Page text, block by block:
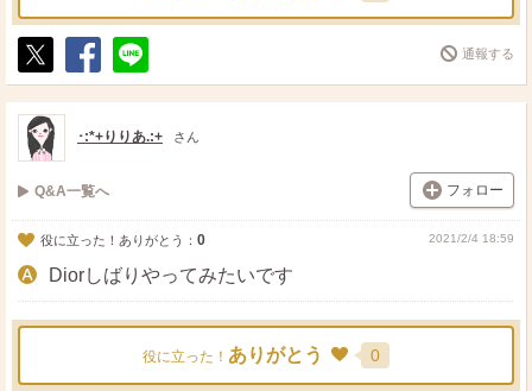
ポ
ス
ト
シ
ェ
送
る
通報する
･:*+りりあ.:+ さん
Q&A一覧へ フォロー
役に立った！ありがとう： 0 2021/2/4 18:59
Diorしばりやってみたいです
役に立った！ ありがとう 0